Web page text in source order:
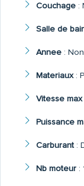
Couchage:
Salle de
Annee:
Materiaux:
Vitesse max
Puissance
Carburant:
Nb moteur: